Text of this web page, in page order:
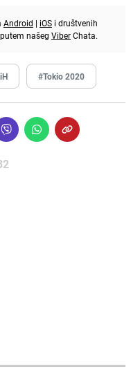
Android | iOS i društvenih
našeg ViberChata.
#Tokio 2020